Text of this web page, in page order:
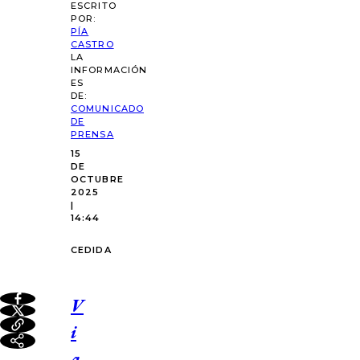
ESCRITO
POR:
PÍA
CASTRO
LA
INFORMACIÓN
ES
DE:
COMUNICADO
DE
PRENSA
15
DE
OCTUBRE
2025
|
14:44
CEDIDA
V
i